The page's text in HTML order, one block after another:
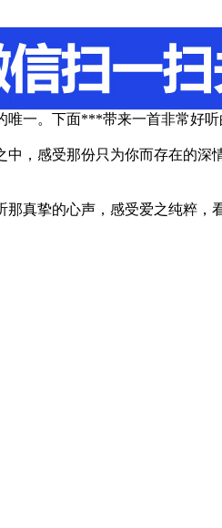
一。下面***带来一首非常好听
，感受那份只为你而存在的
真挚的心声，感受爱之纯粹，